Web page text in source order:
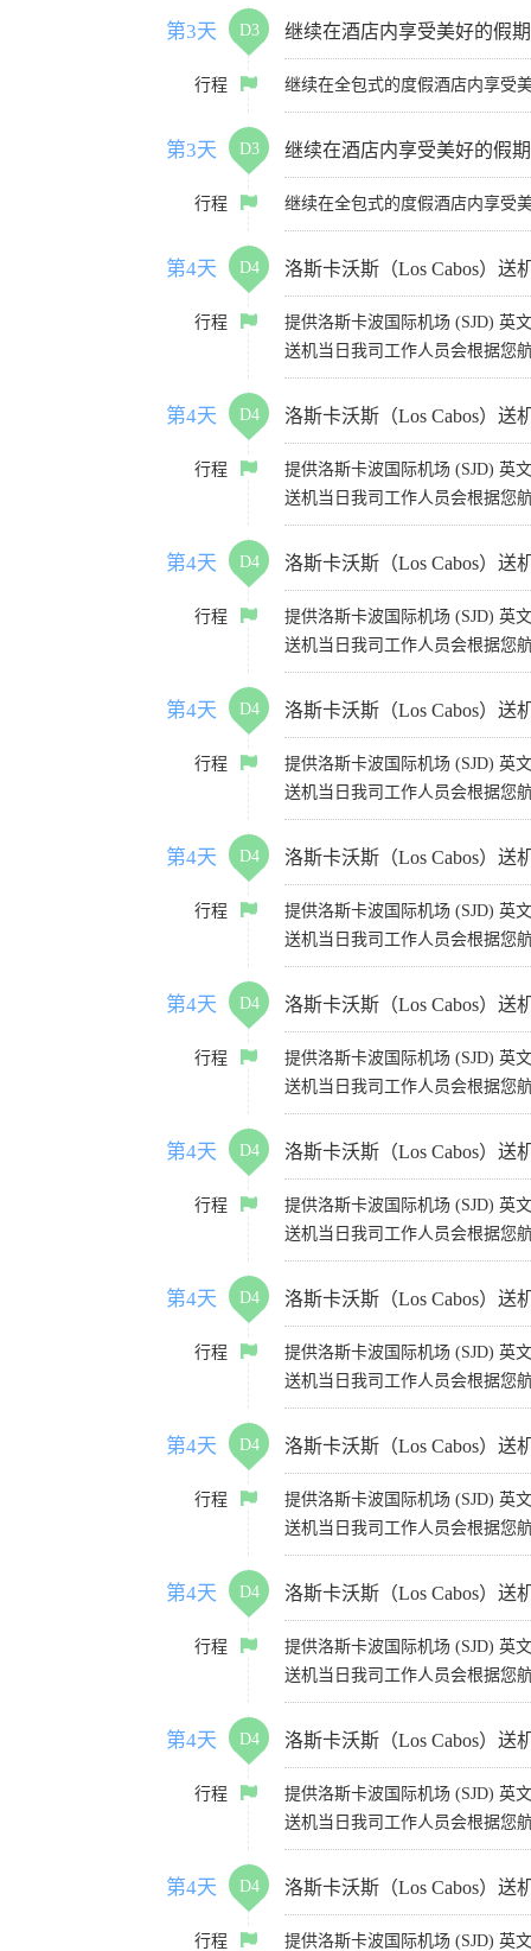
第3天 D3 继续在酒店内享受美好的假期
行程 继续在全包式的度假酒店内享受
第3天 D3 继续在酒店内享受美好的假期
行程 继续在全包式的度假酒店内享受
第4天 D4 洛斯卡沃斯（Los Cabos）送
行程
提供洛斯卡波国际机场 (SJD) 英
送机当日我司工作人员会根据您
第4天 D4 洛斯卡沃斯（Los Cabos）送
行程
提供洛斯卡波国际机场 (SJD) 英
送机当日我司工作人员会根据您
第4天 D4 洛斯卡沃斯（Los Cabos）送
行程
提供洛斯卡波国际机场 (SJD) 英
送机当日我司工作人员会根据您
第4天 D4 洛斯卡沃斯（Los Cabos）送
行程
提供洛斯卡波国际机场 (SJD) 英
送机当日我司工作人员会根据您
第4天 D4 洛斯卡沃斯（Los Cabos）送
行程
提供洛斯卡波国际机场 (SJD) 英
送机当日我司工作人员会根据您
第4天 D4 洛斯卡沃斯（Los Cabos）送
行程
提供洛斯卡波国际机场 (SJD) 英
送机当日我司工作人员会根据您
第4天 D4 洛斯卡沃斯（Los Cabos）送
行程
提供洛斯卡波国际机场 (SJD) 英
送机当日我司工作人员会根据您
第4天 D4 洛斯卡沃斯（Los Cabos）送
行程
提供洛斯卡波国际机场 (SJD) 英
送机当日我司工作人员会根据您
第4天 D4 洛斯卡沃斯（Los Cabos）送
行程
提供洛斯卡波国际机场 (SJD) 英
送机当日我司工作人员会根据您
第4天 D4 洛斯卡沃斯（Los Cabos）送
行程
提供洛斯卡波国际机场 (SJD) 英
送机当日我司工作人员会根据您
第4天 D4 洛斯卡沃斯（Los Cabos）送
行程
提供洛斯卡波国际机场 (SJD) 英
送机当日我司工作人员会根据您
第4天 D4 洛斯卡沃斯（Los Cabos）送
行程 提供洛斯卡波国际机场 (SJD) 英